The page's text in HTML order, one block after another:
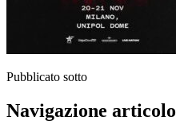
Pubblicato sotto
Navigazione articolo